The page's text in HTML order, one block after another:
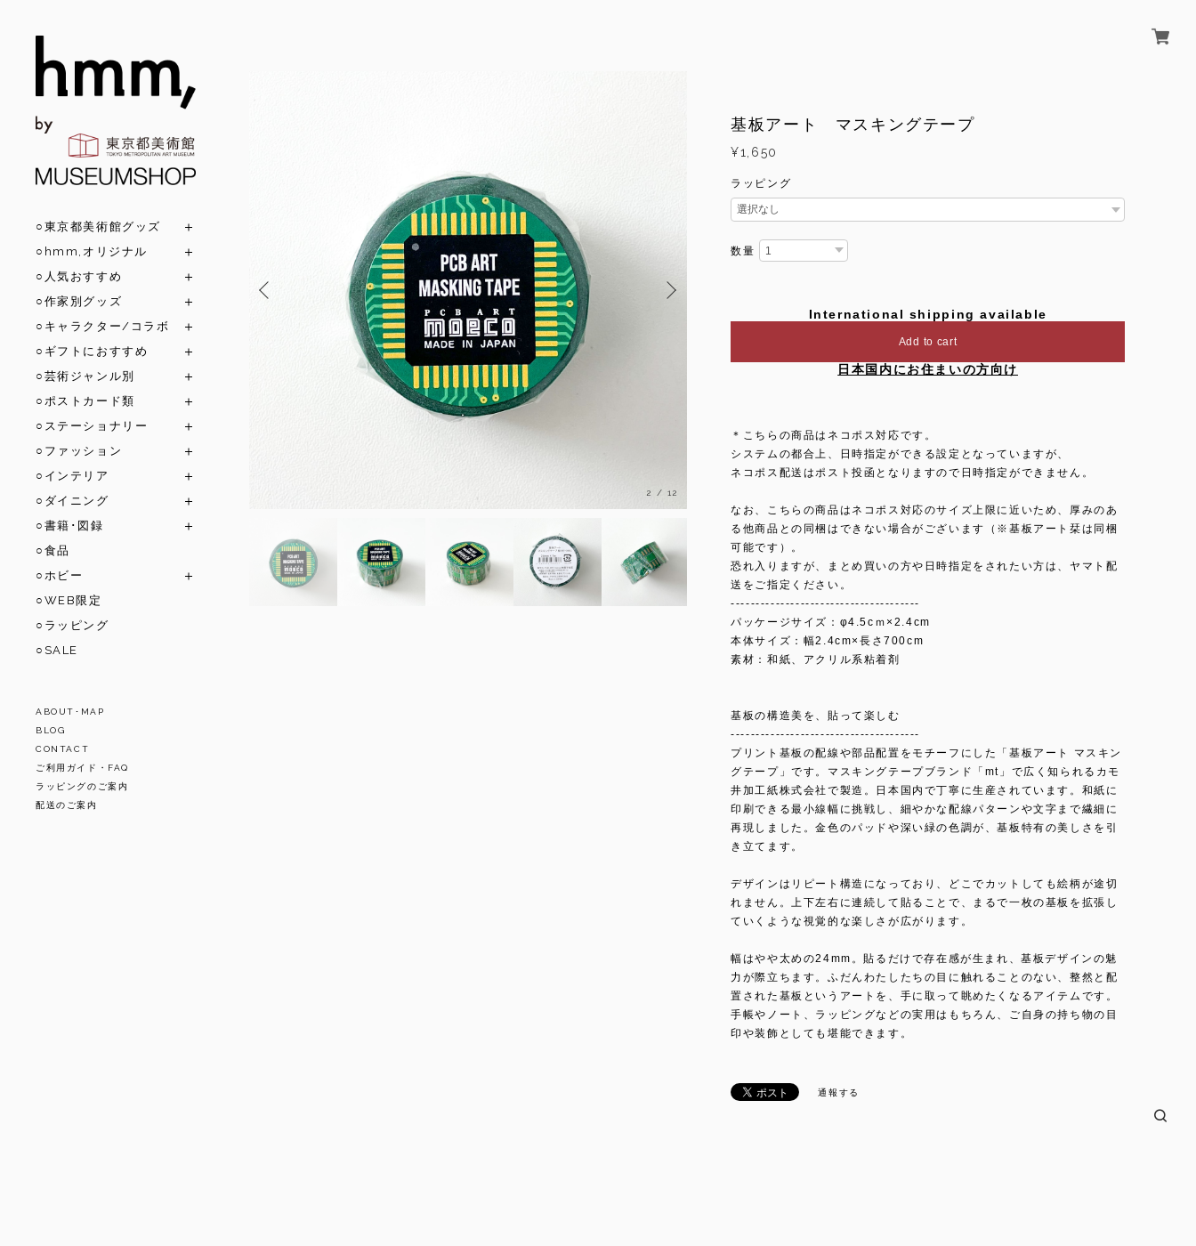
○東京都美術館グッズ
○hmm,オリジナル
○人気おすすめ
○作家別グッズ
○キャラクター/コラボ
○ギフトにおすすめ
○芸術ジャンル別
○ポストカード類
○ステーショナリー
○ファッション
○インテリア
○ダイニング
○書籍･図録
○食品
○ホビー
○WEB限定
○ラッピング
○SALE
ABOUT･MAP
BLOG
CONTACT
ご利用ガイド・FAQ
ラッピングのご案内
配送のご案内
3 / 12
基板アート マスキングテープ
¥1,650
ラッピング
数量
International shipping available
Add to cart
日本国内にお住まいの方向け
＊こちらの商品はネコポス対応です。
システムの都合上、日時指定ができる設定となっていますが、
ネコポス配送はポスト投函となりますので日時指定ができません。
なお、こちらの商品はネコポス対応のサイズ上限に近いため、厚みのあ
る他商品との同梱はできない場合がございます（※基板アート栞は同梱
可能です）。
恐れ入りますが、まとめ買いの方や日時指定をされたい方は、ヤマト配
送をご指定ください。
--------------------------------------
パッケージサイズ：φ4.5cｍ×2.4cm
本体サイズ：幅2.4cm×長さ700cm
素材：和紙、アクリル系粘着剤
基板の構造美を、貼って楽しむ
--------------------------------------
プリント基板の配線や部品配置をモチーフにした「基板アート マスキン
グテープ」です。マスキングテープブランド「mt」で広く知られるカモ
井加工紙株式会社で製造。日本国内で丁寧に生産されています。和紙に
印刷できる最小線幅に挑戦し、細やかな配線パターンや文字まで繊細に
再現しました。金色のパッドや深い緑の色調が、基板特有の美しさを引
き立てます。
デザインはリピート構造になっており、どこでカットしても絵柄が途切
れません。上下左右に連続して貼ることで、まるで一枚の基板を拡張し
ていくような視覚的な楽しさが広がります。
幅はやや太めの24mm。貼るだけで存在感が生まれ、基板デザインの魅
力が際立ちます。ふだんわたしたちの目に触れることのない、整然と配
置された基板というアートを、手に取って眺めたくなるアイテムです。
手帳やノート、ラッピングなどの実用はもちろん、ご自身の持ち物の目
印や装飾としても堪能できます。
通報する